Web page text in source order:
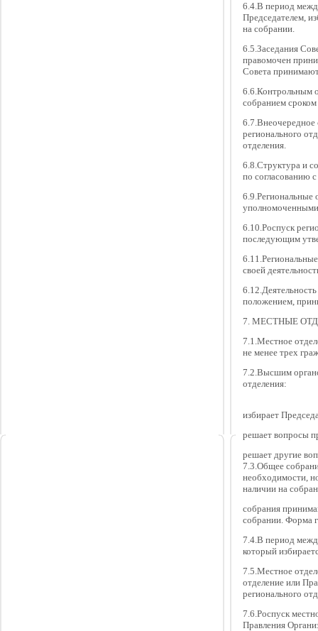
6.4.В период
Председателем,
на собрании.
6.5.Заседания
правомочен
Совета
6.6.Контрольным
собранием
6.7.Внеочередное
регионального
отделения.
6.8.Структура и
по согласованию
6.9.Региональные
6.10.Роспуск
последующим
своей
положением,
7. МЕСТНЫЕ
7.1.Местное
не менее трех
7.2.Высшим
отделения:
избирает
решает вопросы
решает другие
7.3.Общее
необходимости,
наличии на
собрания
собрании. Форма
7.4.В период
который
7.5.Местное
отделение или
регионального
7.6.Роспуск
Правления